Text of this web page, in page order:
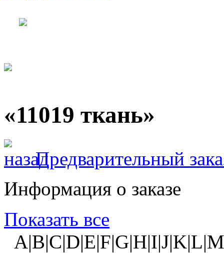
«11019 ткань»
Предварительный
Информация о заказе
Показать все